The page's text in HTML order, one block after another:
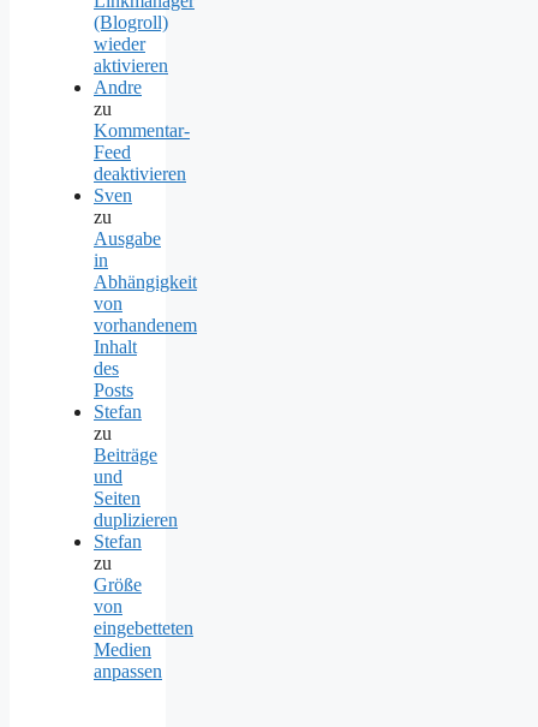
(Blogroll)
wieder
aktivieren
Andre
zu
Kommentar-
Feed
deaktivieren
Sven
zu
Ausgabe
in
Abhängigkeit
von
vorhandenem
Inhalt
des
Posts
Stefan
zu
Beiträge
und
Seiten
duplizieren
Stefan
zu
Größe
von
eingebetteten
Medien
anpassen